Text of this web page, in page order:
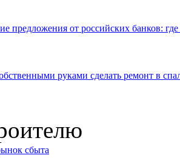
предложения от российских банков:
руками сделать ремонт в
сбыта